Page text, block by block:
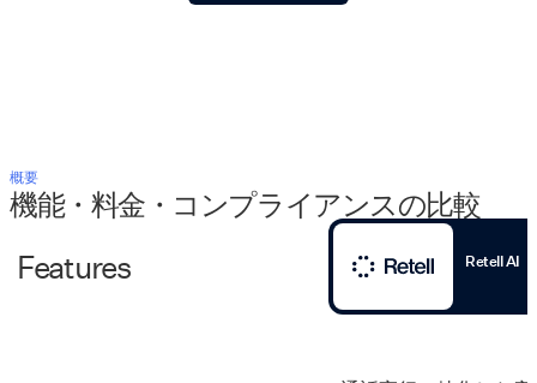
概要
機能・料金・コンプライアンスの比較
Features Retell AI